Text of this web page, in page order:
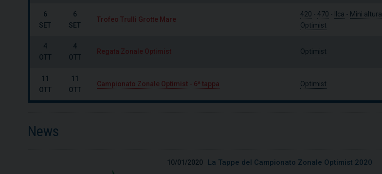
6
SET
6
SET
Trofeo Trulli Grotte Mare
420 - 470 - Ilca - Mini altura
Optimist
4
OTT
4
OTT
Regata Zonale Optimist Optimist
11
OTT
11
OTT
Campionato Zonale Optimist - 6^ tappa Optimist
News
10/01/2020 La Tappe del Campionato Zonale Optimist 2020